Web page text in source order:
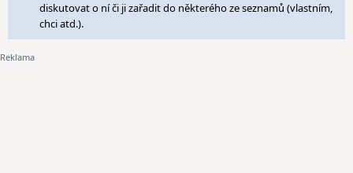
diskutovat o ní či ji zařadit do některého ze seznamů (vlastním,
chci atd.).